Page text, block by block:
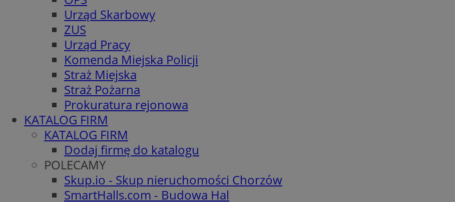
Urząd Skarbowy
ZUS
Urząd Pracy
Komenda Miejska Policji
Straż Miejska
Straż Pożarna
Prokuratura rejonowa
KATALOG FIRM
KATALOG FIRM
Dodaj firmę do katalogu
POLECAMY
Skup.io - Skup nieruchomości Chorzów
SmartHalls.com - Budowa Hal